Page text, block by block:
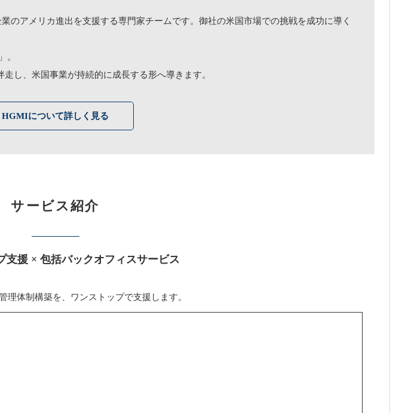
のアメリカ進出を支援する専門家チームです。御社の米国市場での挑戦を成功に導く
。
し、米国事業が持続的に成長する形へ導きます。
HGMIについて詳しく見る
サービス紹介
支援 × 包括バックオフィスサービス
体制構築を、ワンストップで支援します。